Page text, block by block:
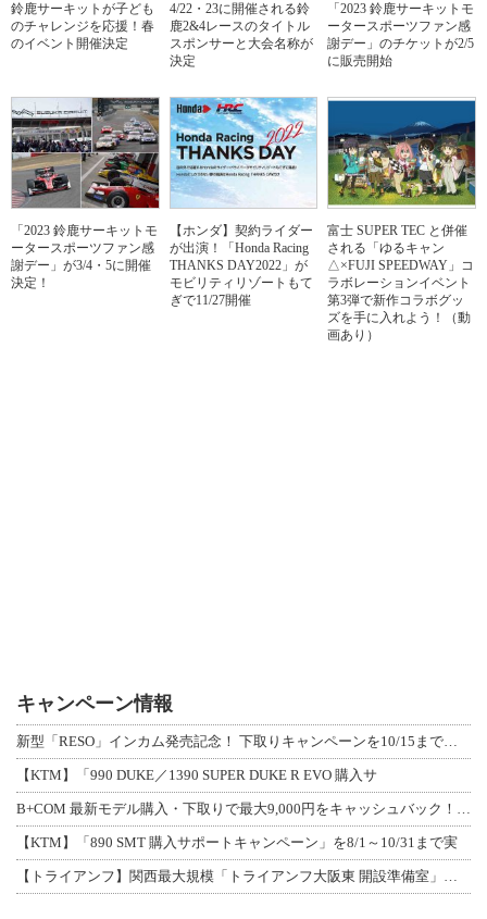
鈴鹿サーキットが子ども
のチャレンジを応援！春
のイベント開催決定
4/22・23に開催される鈴
鹿2&4レースのタイトル
スポンサーと大会名称が
決定
「2023 鈴鹿サーキットモ
ータースポーツファン感
謝デー」のチケットが2/5
に販売開始
「2023 鈴鹿サーキットモ
ータースポーツファン感
謝デー」が3/4・5に開催
決定！
【ホンダ】契約ライダー
が出演！「Honda Racing
THANKS DAY2022」が
モビリティリゾートもて
ぎで11/27開催
富士 SUPER TEC と併催
される「ゆるキャン
△×FUJI SPEEDWAY」コ
ラボレーションイベント
第3弾で新作コラボグッ
ズを手に入れよう！（動
画あり）
キャンペーン情報
新型「RESO」インカム発売記念！ 下取りキャンペーンを10/15まで延長して開
【KTM】「990 DUKE／1390 SUPER DUKE R EVO 購入サ
B+COM 最新モデル購入・下取りで最大9,000円をキャッシュバック！「B+F
【KTM】「890 SMT 購入サポートキャンペーン」を8/1～10/31まで実
【トライアンフ】関西最大規模「トライアンフ大阪東 開設準備室」がオープン！ 限定